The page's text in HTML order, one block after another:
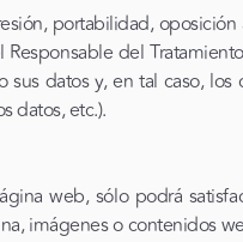
portabilidad,
del
datos y, en tal caso, los
datos, etc.).
web, sólo podrá
imágenes o contenidos